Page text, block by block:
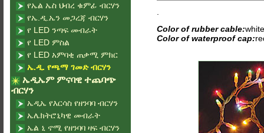
Color of rubber cable:
Color of waterproof cap:
የኤል ኤስ ህብረ ቁምፊ ብርሃን
የኤ.ዲ.ኤን መጋረጃ ብርሃን
የ LED ንጣፍ መብራት
የ LED ምስል
የ LED አምባቂ ጠቃሚ ምክር
ኤ.ዲ. የጫማ ገመድ ብርሃን
ኤዲኤም ምናባዊ ተጨባጭ
ብርሃን
ኤዲኤ የእርሳስ የዘንባባ ብርሃን
ኤሌክትሮኒካዊ መብራት
ኤል ኒ ኖሚ የዘንባባ ዛፍ ብርሃን